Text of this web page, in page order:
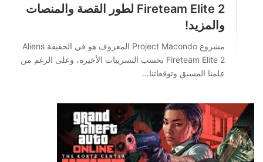
Fireteam Elite 2 لطور القصة والمنصات
والمزيد!
مشروع Project Macondo المعروف هو في الحقيقة Aliens
Fireteam Elite 2 بحسب التسريبات الأخيرة، وعلى الرغم من
علمنا المسبق وتوقعاتنا…